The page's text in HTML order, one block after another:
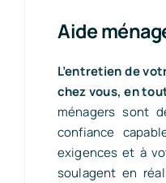
Aide
L’entretien de
chez vous, en
ménagers sont
confiance
exigences et à
soulagent en